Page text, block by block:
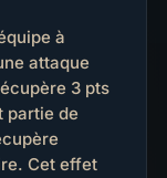
à
attaque
3 pts
partie de
Cet effet